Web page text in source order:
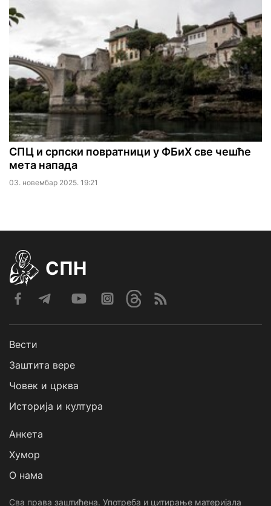
СПЦ и српски повратници у ФБиХ све чешће
мета напада
03. новембар 2025. 19:21
СПН
Вести
Заштита вере
Човек и црква
Историја и култура
Анкета
Хумор
О нама
Сва права заштићена. Употреба и цитирање материјала